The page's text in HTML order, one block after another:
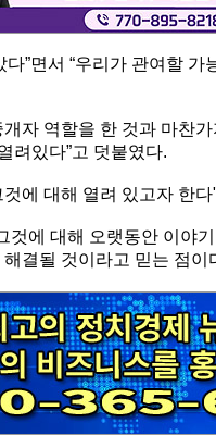
”면서 “우리가 관여할 가
자 역할을 한 것과 마찬
려있다”고 덧붙였다.
에 대해 열려 있고자 한
에 대해 오랫동안 이야
결될 것이라고 믿는 점이